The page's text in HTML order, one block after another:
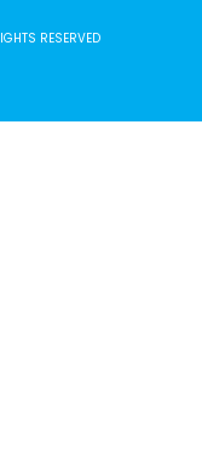
RESERVED